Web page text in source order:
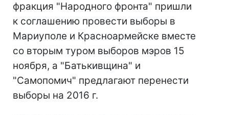
фракция "Народного фронта" пришли
к соглашению провести выборы в
Мариуполе и Красноармейске вместе
со вторым туром выборов мэров 15
ноября, а "Батькивщина" и
"Самопомич" предлагают перенести
выборы на 2016 г.